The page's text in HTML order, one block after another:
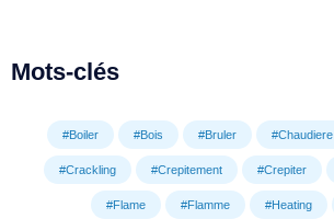
Mots-clés
#Boiler #Bois #Bruler #Chaudiere
#Crackling #Crepitement #Crepiter
#Flame #Flamme #Heating